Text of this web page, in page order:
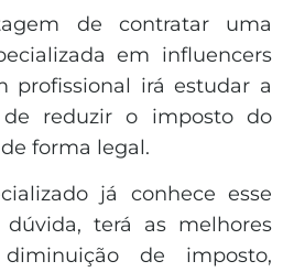
de contratar uma
em influencers
profissional irá estudar a
reduzir o imposto do
forma legal.
já conhece esse
terá as melhores
de imposto,